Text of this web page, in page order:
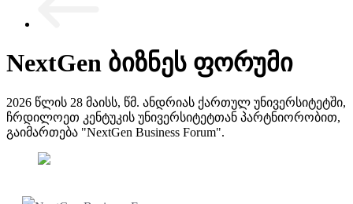
NextGen ბიზნეს ფორუმი
2026 წლის 28 მაისს, წმ. ანდრიას ქართულ უნივერსიტეტში,
ჩრდილოეთ კენტუკის უნივერსიტეტთან პარტნიორობით,
გაიმართება "NextGen Business Forum".